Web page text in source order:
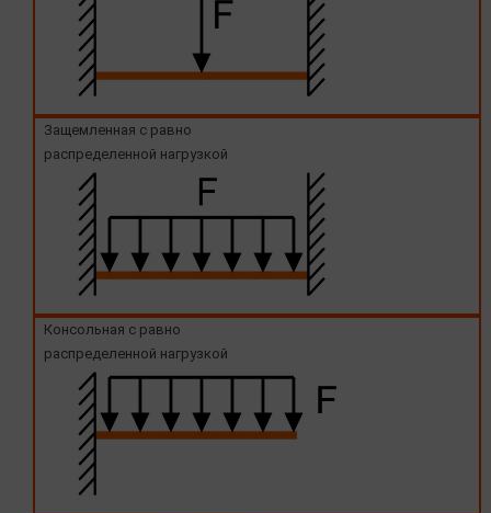
Защемленная с равно
распределенной нагрузкой
Консольная с равно
распределенной нагрузкой